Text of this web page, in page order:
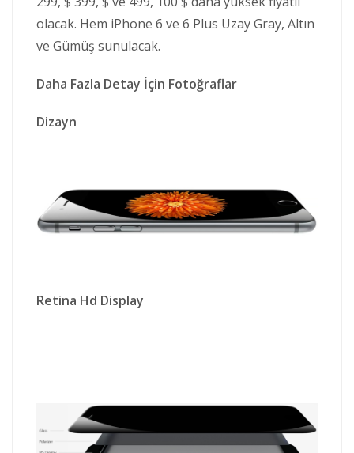
olacak. Hem iPhone 6 ve 6 Plus Uzay Gray, Altın
ve Gümüş sunulacak.
Daha Fazla Detay İçin Fotoğraflar
Dizayn
Retina Hd Display